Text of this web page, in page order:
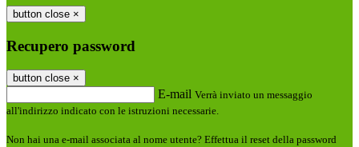
button close ×
Recupero password
button close ×
E-mail Verrà inviato un messaggio
all'indirizzo indicato con le istruzioni necessarie.
Non hai una e-mail associata al nome utente? Effettua il reset della password